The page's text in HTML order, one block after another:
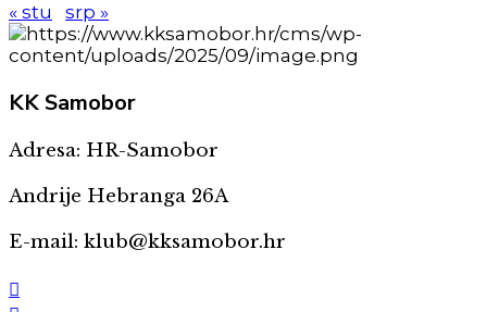
« stu
srp »
KKSamobor
Adresa: HR-Samobor
Andrije Hebranga 26A
E-mail: klub@kksamobor.hr